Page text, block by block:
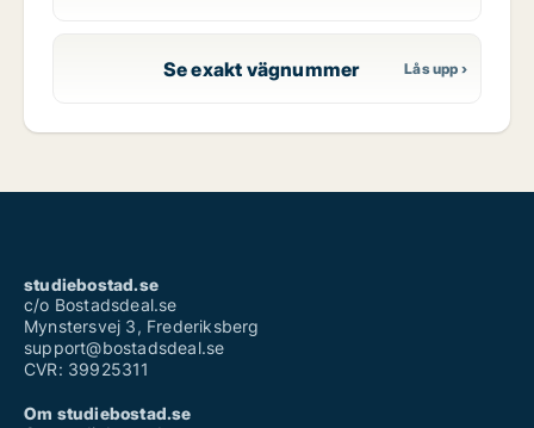
Se exakt vägnummer
studiebostad.se
c/o Bostadsdeal.se
Mynstersvej 3, Frederiksberg
support@bostadsdeal.se
CVR: 39925311
Om studiebostad.se